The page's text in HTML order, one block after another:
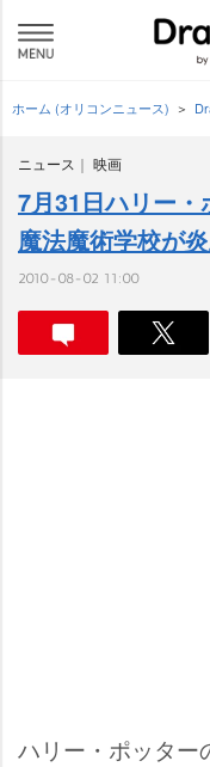
ホーム (オリコンニュース)
ニュース 映画
7月31日ハリー
魔法魔術学校が
2010-08-02 11:00
ハリー・ポッター